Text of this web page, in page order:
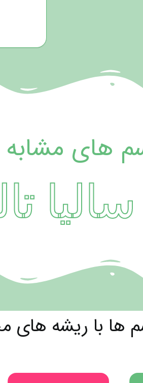
های مشابه
ها با ریشه های